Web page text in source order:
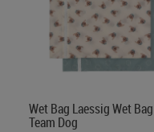
Wet Bag Laessig Wet
Team Dog